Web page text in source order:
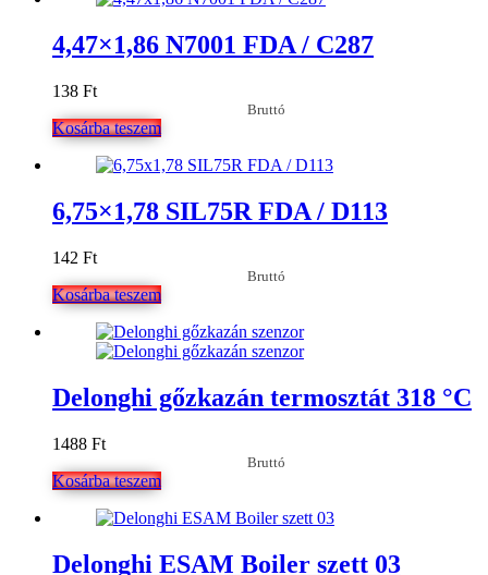
4,47×1,86 N7001 FDA / C287
138 Ft
Bruttó
Kosárba teszem
6,75×1,78 SIL75R FDA / D113
142 Ft
Bruttó
Kosárba teszem
Delonghi gőzkazán termosztát 318 °C
1488 Ft
Bruttó
Kosárba teszem
Delonghi ESAM Boiler szett 03